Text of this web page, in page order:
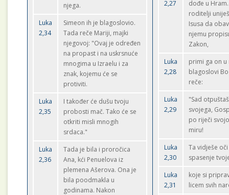
njega.
Luka
2,34
Simeon ih je blagoslovio.
Tada reče Mariji, majki
njegovoj: "Ovaj je određen
na propast i na uskrsnuće
mnogima u Izraelu i za
znak, kojemu će se
protiviti.
Luka
2,35
I također će dušu tvoju
probosti mač. Tako će se
otkriti misli mnogih
srdaca."
Luka
2,36
Tada je bila i proročica
Ana, kći Penuelova iz
plemena Ašerova. Ona je
bila poodmakla u
godinama. Nakon
2,27
dođe u
roditelji
Isusa da
njemu
Zakon,
Luka
2,28
primi ga on u
blagoslovi
reče:
Luka
2,29
"Sad
svojega,
po riječi
miru!
Luka
2,30
Ta vidješe
spasenje
Luka
2,31
koje si
licem svih